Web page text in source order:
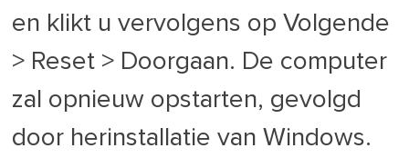
en klikt u vervolgens op Volgende
> Reset > Doorgaan. De computer
zal opnieuw opstarten, gevolgd
door herinstallatie van Windows.